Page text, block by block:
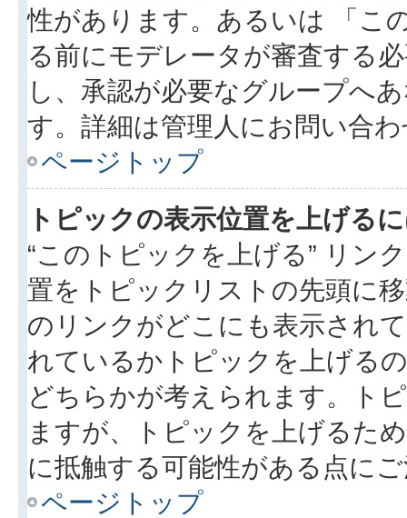
性があります。あるいは 「こ
る前にモデレータが審査する
し、承認が必要なグループへ
す。詳細は管理人にお問い合
ページトップ
トピックの表示位置を上げる
“このトピックを上げる” リン
置をトピックリストの先頭に
のリンクがどこにも表示され
れているかトピックを上げる
どちらかが考えられます。ト
ますが、トピックを上げるた
に抵触する可能性がある点に
ページトップ